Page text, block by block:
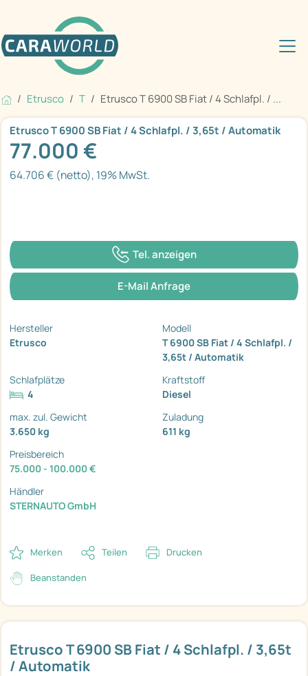
Etrusco T Etrusco T 6900 SB Fiat / 4 Schlafpl. / ...
Etrusco T 6900 SB Fiat / 4 Schlafpl. / 3,65t
/ Automatik
Etrusco T 6900 SB Fiat / 4 Schlafpl. / 3,65t / Automatik
77.000 €
64.706 € (netto), 19% MwSt.
Tel. anzeigen
E-Mail Anfrage
Hersteller
Etrusco
Modell
T 6900 SB Fiat / 4 Schlafpl. /
3,65t / Automatik
Schlafplätze
4
Kraftstoff
Diesel
max. zul. Gewicht
3.650 kg
Zuladung
611 kg
Preisbereich
75.000 - 100.000 €
Händler
STERNAUTO GmbH
Merken Teilen Drucken
Beanstanden